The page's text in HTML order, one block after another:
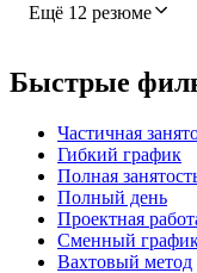
Ещё 12 резюме
Быстрые
Частичная
Гибкий график
Полная
Полный день
Проектная
Сменный
Вахтовый метод